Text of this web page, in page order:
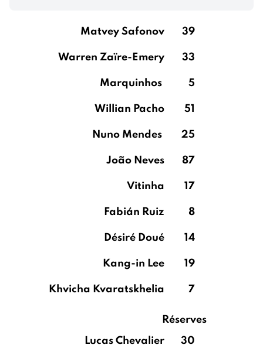
Matvey Safonov 39
Warren Zaïre-Emery 33
Marquinhos 5
Willian Pacho 51
Nuno Mendes 25
João Neves 87
Vitinha 17
Fabián Ruiz 8
Désiré Doué 14
Kang-in Lee 19
Khvicha Kvaratskhelia 7
Réserves
Lucas Chevalier
30